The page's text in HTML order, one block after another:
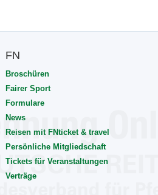
FN
Broschüren
Fairer Sport
Formulare
News
Reisen mit FNticket & travel
Persönliche Mitgliedschaft
Tickets für Veranstaltungen
Verträge